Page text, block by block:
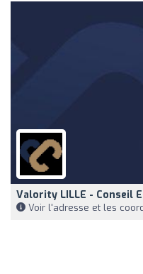
Valority LILLE - Conseil
Voir l'adresse et les